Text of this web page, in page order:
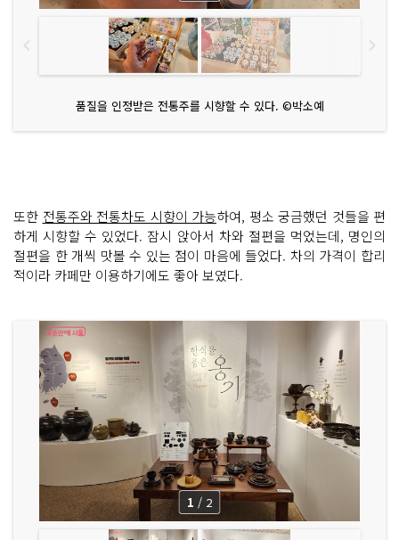
품질을 인정받은 전통주를 시향할 수 있다. ©박소예
또한 전통주와 전통차도 시향이 가능하여, 평소 궁금했던 것들을 편
하게 시향할 수 있었다. 잠시 앉아서 차와 절편을 먹었는데, 명인의
절편을 한 개씩 맛볼 수 있는 점이 마음에 들었다. 차의 가격이 합리
적이라 카페만 이용하기에도 좋아 보였다.
1 / 2